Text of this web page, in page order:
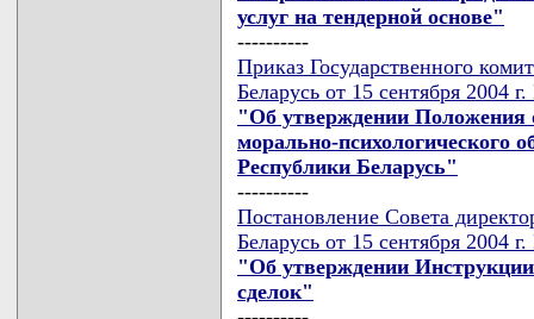
услуг на тендерной основе"
----------
Приказ Государственного
Беларусь от 15 сентября 2004
"Об утверждении Положения
морально-психологического
Республики Беларусь"
----------
Постановление Совета
Беларусь от 15 сентября 2004
"Об утверждении
сделок"